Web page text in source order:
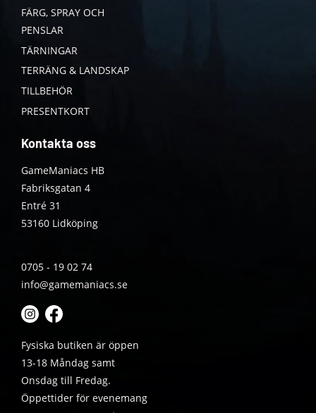
FÄRG, SPRAY OCH
PENSLAR
TÄRNINGAR
TERRÄNG & LANDSKAP
TILLBEHÖR
PRESENTKORT
Kontakta oss
GameManiacs HB
Fabriksgatan 4
Entré 31
53160 Lidköping
0705 - 19 02 74
info@gamemaniacs.se
Fysiska butiken är öppen
13-18 Måndag samt
Onsdag till Fredag.
Öppettider för evenemang